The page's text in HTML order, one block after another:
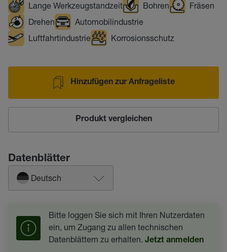
Lange Werkzeugstandzeit
Bohren
Fräsen
Drehen
Automobilindustrie
Luftfahrtindustrie
Korrosionsschutz
Hinzufügen zur Anfrageliste
Produkt vergleichen
Datenblätter
Deutsch
Bitte loggen Sie sich mit Ihren Nutzerdaten
ein, um Zugang zu allen technischen
Datenblättern zu erhalten. Jetzt anmelden